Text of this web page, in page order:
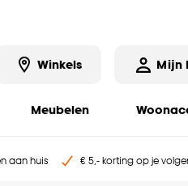
Winkels Mijn
Meubelen
aan huis € 5,- korting op je